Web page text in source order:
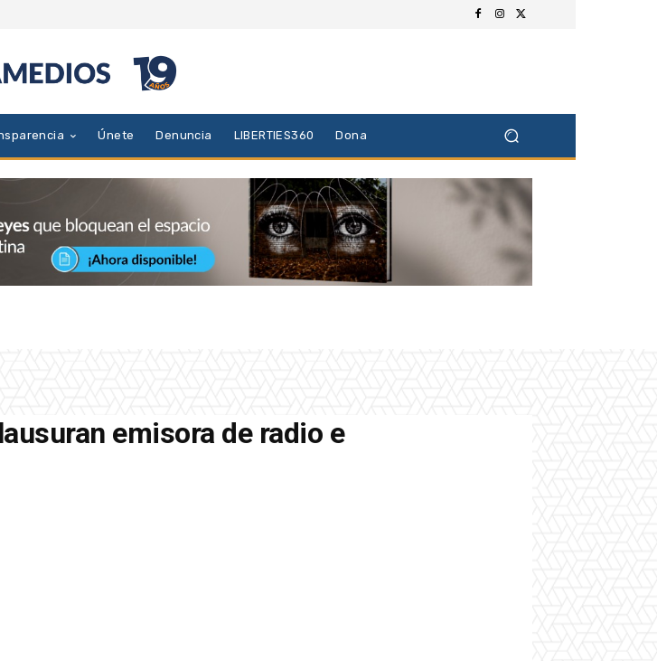
Únete Denuncia LIBERTIES360 Dona
emisora de radio e